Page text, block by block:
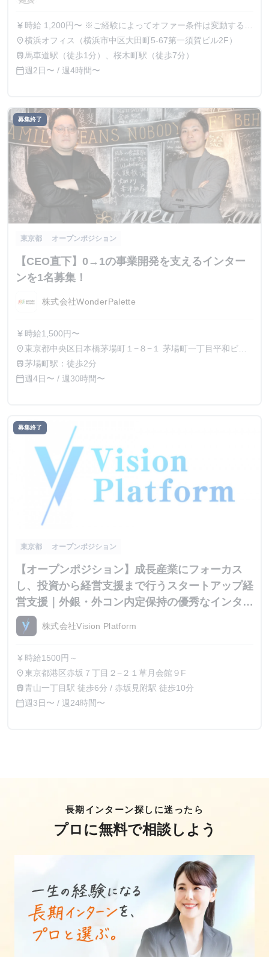
currency_yen 時給 1,200円〜 ※ご経験によってオファー条件は変動する可
能性がございます。 ※金額によっては、業務委託契約での
採用となる場合もございます。
place横浜オフィス（横浜市中区大田町5-67第一須賀ビル2F）
train 馬車道駅（徒歩1分）、桜木町駅（徒歩7分）
calendar_today週2日〜 / 週4時間〜
募集終了
東京都 オープンポジション
【CEO直下】0→1の事業開発を支えるインター
ンを1名募集！
株式会社WonderPalette
currency_yen 時給1,500円〜
place東京都中央区日本橋茅場町１−８−１ 茅場町一丁目平和ビル
７階
train茅場町駅：徒歩2分
calendar_today週4日〜 / 週30時間〜
募集終了
東京都 オープンポジション
【オープンポジション】成長産業にフォーカス
し、投資から経営支援まで行うスタートアップ経
営支援｜外銀・外コン内定保持の優秀なインター
ン生が集結
株式会社Vision Platform
currency_yen 時給1500円～
place東京都港区赤坂７丁目２−２１草月会館９F
train青山一丁目駅 徒歩6分 / 赤坂見附駅 徒歩10分
calendar_today週3日〜 / 週24時間〜
長期インターン探しに迷ったら
プロに無料で相談しよう